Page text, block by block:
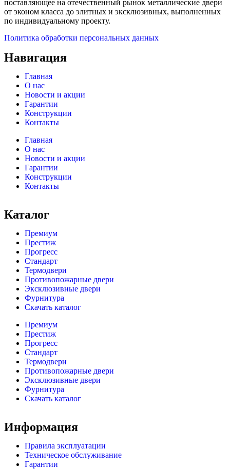
поставляющее на отечественный рынок металлические двери
от эконом класса до элитных и эксклюзивных, выполненных
по индивидуальному проекту.
Политика обработки персональных данных
Навигация
Главная
О нас
Новости и акции
Гарантии
Конструкции
Контакты
Главная
О нас
Новости и акции
Гарантии
Конструкции
Контакты
Каталог
Премиум
Престиж
Прогресс
Стандарт
Термодвери
Противопожарные двери
Эксклюзивные двери
Фурнитура
Скачать каталог
Премиум
Престиж
Прогресс
Стандарт
Термодвери
Противопожарные двери
Эксклюзивные двери
Фурнитура
Скачать каталог
Информация
Правила эксплуатации
Техническое обслуживание
Гарантии